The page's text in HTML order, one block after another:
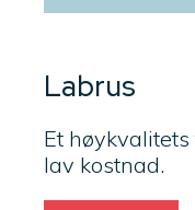
Labrus
Et
lav kostnad.